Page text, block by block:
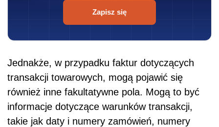
Zapisz się
Jednakże, w przypadku faktur dotyczących
transakcji towarowych, mogą pojawić się
również inne fakultatywne pola. Mogą to być
informacje dotyczące warunków transakcji,
takie jak daty i numery zamówień, numery